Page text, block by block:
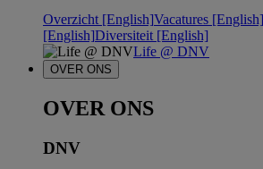
Overzicht [English]Vacatures [English]
[English]Diversiteit [English]
Life @ DNV
OVER ONS
OVER ONS
DNV